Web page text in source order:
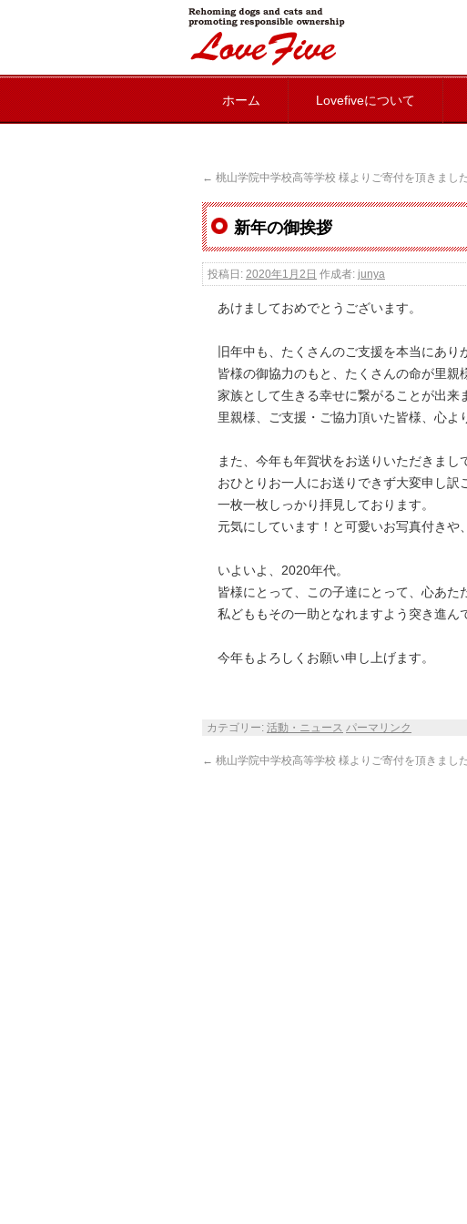
lovefive
ホーム Lovefiveについて
← 桃山学院中学校高等学校 様よりご寄付を頂きまし
新年の御挨拶
投稿日: 2020年1月2日 作成者: junya
あけましておめでとうございます。
旧年中も、たくさんのご支援を本当にあり
皆様の御協力のもと、たくさんの命が里親
家族として生きる幸せに繋がることが出来
里親様、ご支援・ご協力頂いた皆様、心よ
また、今年も年賀状をお送りいただきまし
おひとりお一人にお送りできず大変申し訳
一枚一枚しっかり拝見しております。
元気にしています！と可愛いお写真付きや
いよいよ、2020年代。
皆様にとって、この子達にとって、心あた
私どももその一助となれますよう突き進ん
今年もよろしくお願い申し上げます。
カテゴリー: 活動・ニュース パーマリンク
← 桃山学院中学校高等学校 様よりご寄付を頂きまし